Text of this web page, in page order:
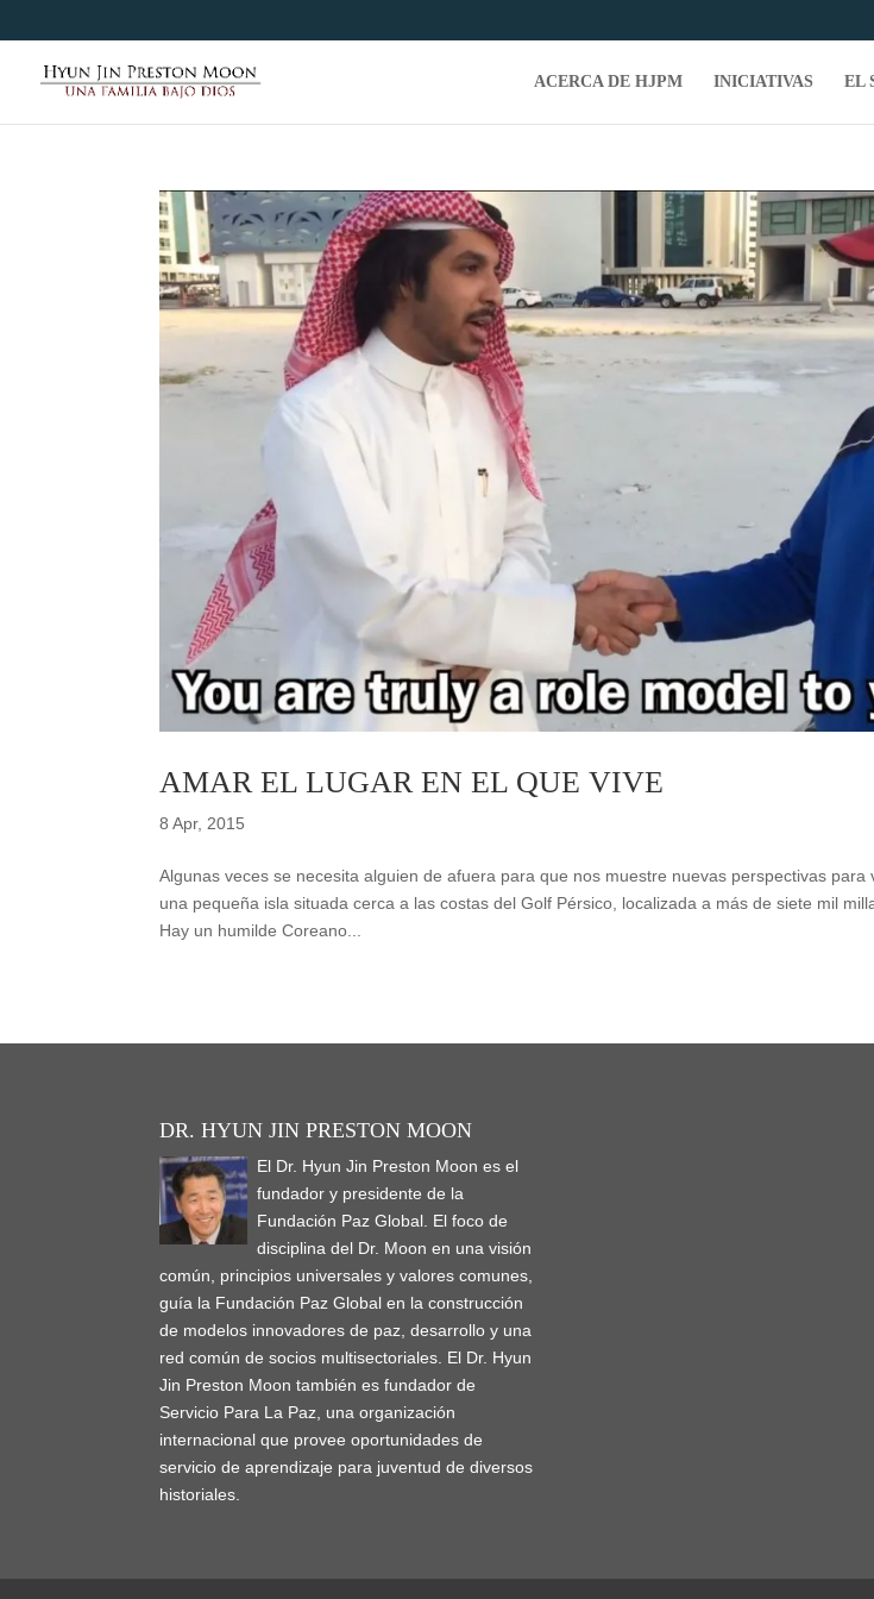
ACERCA DE HJPM INICIATIVAS EL
AMAR EL LUGAR EN EL QUE VIVE
8 Apr, 2015
Algunas veces se necesita alguien de afuera para que nos muestre nuevas perspectivas para
una pequeña isla situada cerca a las costas del Golf Pérsico, localizada a más de siete mil
Hay un humilde Coreano...
DR. HYUN JIN PRESTON MOON
El Dr. Hyun Jin Preston Moon es el
fundador y presidente de la
Fundación Paz Global. El foco de
disciplina del Dr. Moon en una visión
común, principios universales y valores comunes,
guía la Fundación Paz Global en la construcción
de modelos innovadores de paz, desarrollo y una
red común de socios multisectoriales. El Dr. Hyun
Jin Preston Moon también es fundador de
Servicio Para La Paz, una organización
internacional que provee oportunidades de
servicio de aprendizaje para juventud de diversos
historiales.